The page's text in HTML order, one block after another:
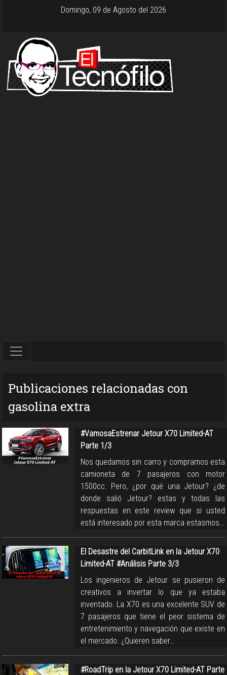
Domingo, 09 de Agosto del 2026
Publicaciones relacionadas con
gasolina extra
#VamosaEstrenar Jetour X70 Limited-AT
Parte 1/3
Nos quedamos sin carro y compramos esta
camioneta de 7 pasajeros con motor
1500cc. Pero, ¿por qué una Jetour? ¿de
donde salió Jetour? estas y todas las
respuestas en este review que si usted
está interesado por esta marca estasmos…
El Desastre del CarbitLink en la Jetour X70
Limited-AT #Análisis Parte 3/3
Los ingenieros de Jetour se pusieron de
creativos a invertar lo que ya estaba
inventado. La X70 es una excelente SUV de
7 pasajeros que tiene el peor sistema de
entretenimiento y navegación que existe en
el mercado. ¿Quieren saber…
#RoadTrip en la Jetour X70 Limited-AT Parte